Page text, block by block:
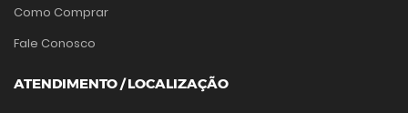
Como Comprar
Fale Conosco
ATENDIMENTO / LOCALIZAÇÃO